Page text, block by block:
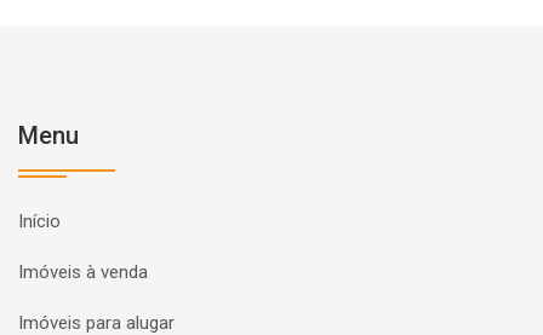
Menu
Início
Imóveis à venda
Imóveis para alugar